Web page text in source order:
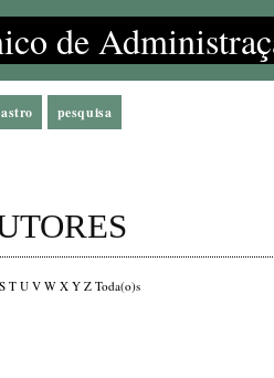
de
pesquisa
S T U V W X Y Z Toda(o)s